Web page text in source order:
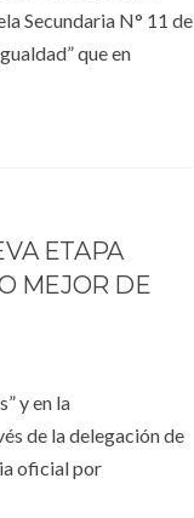
Secundaria N° 11 de
que en
ETAPA
MEJOR DE
y en la
de la delegación de
oficial por